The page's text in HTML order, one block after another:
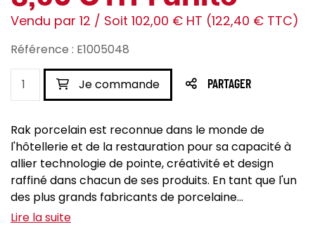
Vendu par 12 / Soit 102,00 € HT (122,40 € TTC)
Référence : E1005048
Je commande PARTAGER
Rak porcelain est reconnue dans le monde de
l'hôtellerie et de la restauration pour sa capacité à
allier technologie de pointe, créativité et design
raffiné dans chacun de ses produits. En tant que l'un
des plus grands fabricants de porcelaine...
Lire la suite